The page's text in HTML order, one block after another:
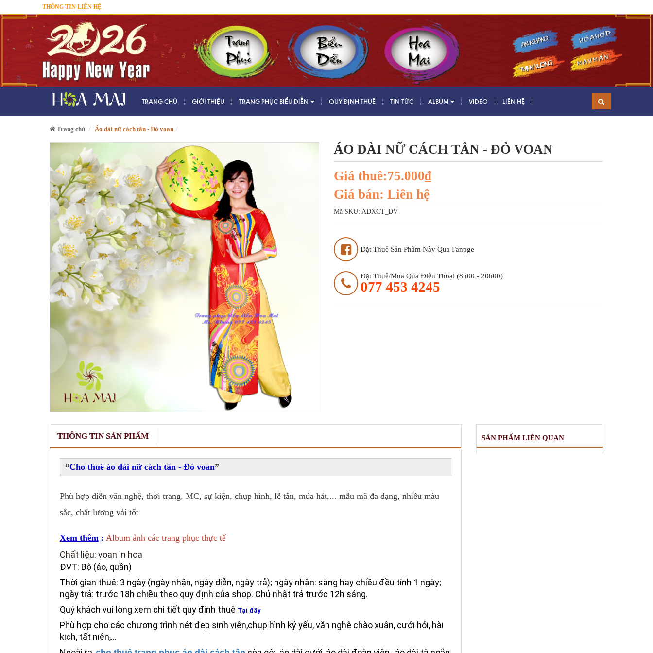
THÔNG TIN LIÊN HỆ
TRANG CHỦ GIỚI THIỆU TRANG PHỤC BIỂU DIỄN QUY ĐỊNH THUÊ TIN TỨC ALBUM VIDEO LIÊN HỆ
Trang chủ Áo dài nữ cách tân - Đỏ voan
ÁO DÀI NỮ CÁCH TÂN - ĐỎ VOAN
Giá thuê:75.000₫
Giá bán: Liên hệ
Mã SKU: ADXCT_ĐV
Đặt Thuê Sản Phẩm Này Qua Fanpge
Đặt Thuê/mua Qua Điện Thoại (8h00 - 20h00)
077 453 4245
THÔNG TIN SẢN PHẨM
Cho thuê áo dài nữ cách tân - Đỏ voan
Phù hợp diễn văn nghệ, thời trang, MC, sự kiện, chụp hình, lễ tân, múa hát,... mẫu mã đa dạng, nhiều màu
sắc, chất lượng vải tốt
Xem thêm : Album ảnh các trang phục thực tế
Chất liệu: voan in hoa
ĐVT: Bộ (áo, quần)
Thời gian thuê: 3 ngày (ngày nhận, ngày diễn, ngày trả); ngày nhận: sáng hay chiều đều tính 1 ngày;
ngày trả: trước 18h chiều theo quy định của shop. Chủ nhật trả trước 12h sáng.
Quý khách vui lòng xem chi tiết quy định thuê Tại đây
Phù hợp cho các chương trình nét đẹp sinh viên,chụp hình kỷ yếu,văn nghệ chào xuân, cưới hỏi, hài
kịch, tất niên,...
SẢN PHẨM LIÊN QUAN